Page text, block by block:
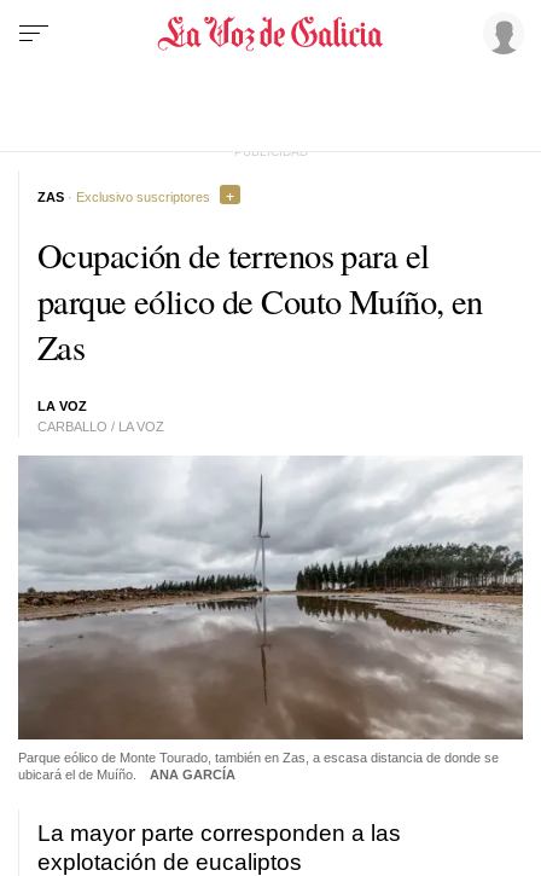
Ocupación de terrenos para el
parque eólico de Couto Muíño, en
Zas
LA VOZ
CARBALLO / LA VOZ
ZAS · Exclusivo suscriptores
Parque eólico de Monte Tourado, también en Zas, a escasa distancia de donde se
ubicará el de Muíño.
ANA GARCÍA
La mayor parte corresponden a las
explotación de eucaliptos